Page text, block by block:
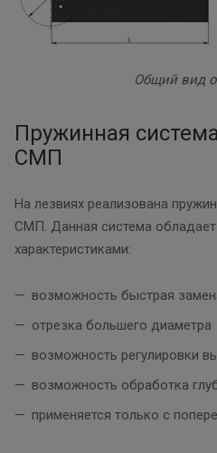
Общий вид
Пружинная
СМП
На лезвиях реализована
СМП. Данная система
характеристиками:
возможность быстрая
отрезка большего диаметра
возможность регулировки
возможность обработка
применяется только с